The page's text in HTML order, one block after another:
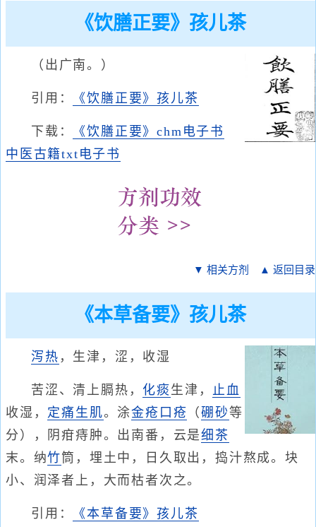
《饮膳正要》孩儿茶
（出广南。）
引用： 《饮膳正要》孩儿茶
下载：
《饮膳正要》chm电子书
中医古籍txt电子书
▼ 相关方剂 ▲ 返回目录
《本草备要》孩儿茶
泻热 ，生津，涩，收湿
苦涩、清上膈热， 化痰 生津， 止血
收湿， 定痛 生肌。涂金疮 口疮 （硼砂等
分），阴疳痔肿。出南番，云是细茶
末。纳竹筒，埋土中，日久取出，捣汁熬成。块
小、润泽者上，大而枯者次之。
引用： 《本草备要》孩儿茶